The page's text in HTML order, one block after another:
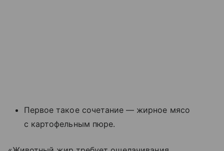
Первое такое сочетание — жирное мясо
с картофельным пюре.